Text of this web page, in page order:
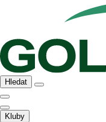
Hledat
Kluby